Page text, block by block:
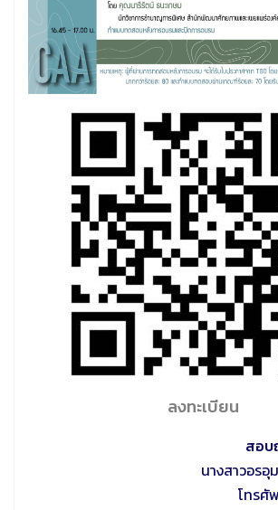
ลงทะเบียน
สอบ
นางสาวอรอุ
โทรศั